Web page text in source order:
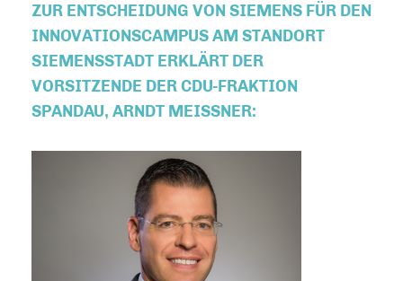
ZUR ENTSCHEIDUNG VON SIEMENS FÜR DEN
INNOVATIONSCAMPUS AM STANDORT
SIEMENSSTADT ERKLÄRT DER
VORSITZENDE DER CDU-FRAKTION
SPANDAU, ARNDT MEISSNER: